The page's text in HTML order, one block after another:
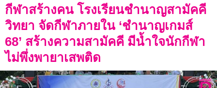
กีฬาสร้างคน โรงเรียนชำนาญสามัคคี
วิทยา จัดกีฬาภายใน ‘ชำนาญเกมส์
68’ สร้างความสามัคคี มีน้ำใจนักกีฬา
ไม่พึ่งพายาเสพติด